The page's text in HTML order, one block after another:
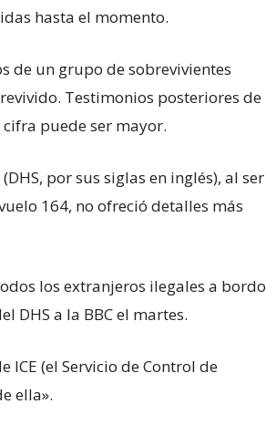
hasta el momento.
de un grupo de sobrevivientes
Testimonios posteriores de
puede ser mayor.
por sus siglas en inglés), al ser
164, no ofreció detalles más
los extranjeros ilegales a bordo
DHS a la BBC el martes.
ICE (el Servicio de Control de
ella».